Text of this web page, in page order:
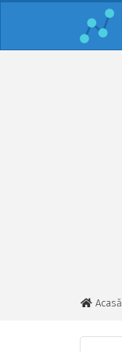
Acasă